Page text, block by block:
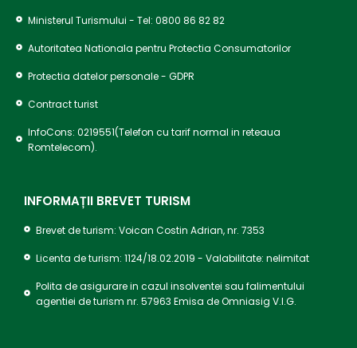
Ministerul Turismului - Tel: 0800 86 82 82
Autoritatea Nationala pentru Protectia Consumatorilor
Protectia datelor personale - GDPR
Contract turist
InfoCons: 0219551(Telefon cu tarif normal in reteaua
Romtelecom).
INFORMAȚII BREVET TURISM
Brevet de turism: Voican Costin Adrian, nr. 7353
Licenta de turism: 1124/18.02.2019 - Valabilitate: nelimitat
Polita de asigurare in cazul insolventei sau falimentului
agentiei de turism nr. 57963 Emisa de Omniasig V.I.G.